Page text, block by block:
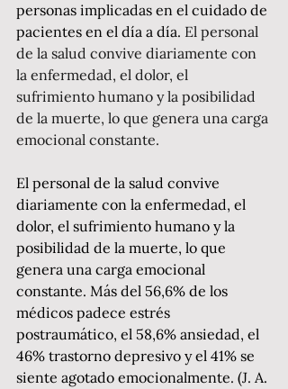
personas implicadas en el cuidado de
pacientes en el día a día. El personal
de la salud convive diariamente con
la enfermedad, el dolor, el
sufrimiento humano y la posibilidad
de la muerte, lo que genera una carga
emocional constante.
El personal de la salud convive
diariamente con la enfermedad, el
dolor, el sufrimiento humano y la
posibilidad de la muerte, lo que
genera una carga emocional
constante. Más del 56,6% de los
médicos padece estrés
postraumático, el 58,6% ansiedad, el
46% trastorno depresivo y el 41% se
siente agotado emocionalmente. (J. A.